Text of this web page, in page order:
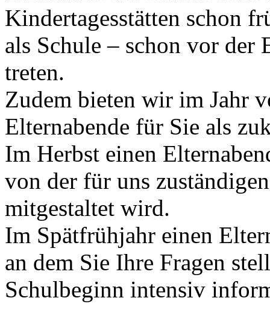
Kindertagesstätten schon
als Schule – schon vor
treten.
Zudem bieten wir im Jahr
Elternabende für Sie als
Im Herbst einen
von der für uns
mitgestaltet wird.
Im Spätfrühjahr einen
an dem Sie Ihre Fragen
Schulbeginn intensiv